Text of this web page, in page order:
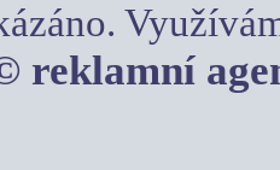
reklamní